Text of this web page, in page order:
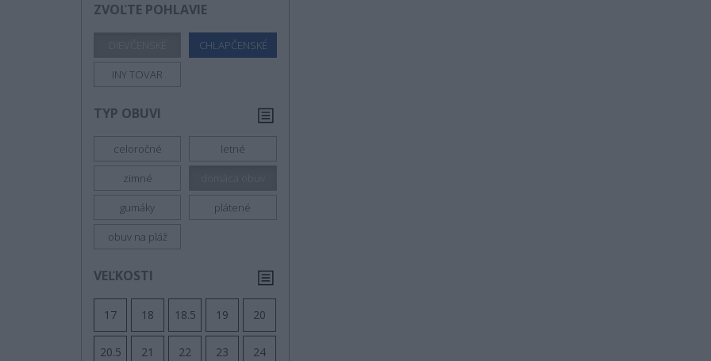
ZVOĽTE POHLAVIE
CHLAPČENSKÉ
INY TOVAR
TYP OBUVI
celoročné letné
zimné
gumáky plátené
obuv na pláž
VEĽKOSTI
17 18 18.5 19 20
20.5 21 22 23 24